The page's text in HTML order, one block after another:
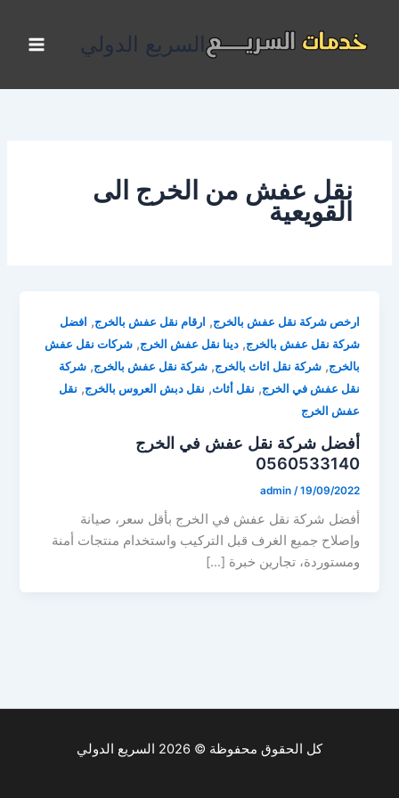
المحتوى
السريع الدولي
نقل عفش من الخرج الى
القويعية
ارخص شركة نقل عفش بالخرج, ارقام نقل عفش بالخرج, افضل
شركة نقل عفش بالخرج,دينا نقل عفش الخرج,شركات نقل عفش
بالخرج,شركة نقل اثاث بالخرج,شركة نقل عفش بالخرج,شركة
نقل عفش في الخرج, نقل أثاث, نقل دبش العروس بالخرج, نقل
عفش الخرج
أفضل شركة نقل عفش في الخرج
0560533140
admin /19/09/2022
أفضل شركة نقل عفش في الخرج بأقل سعر، صيانة
وإصلاح جميع الغرف قبل التركيب واستخدام منتجات أمنة
ومستوردة، تجارين خبرة […]
كل الحقوق محفوظة © 2026 السريع الدولي